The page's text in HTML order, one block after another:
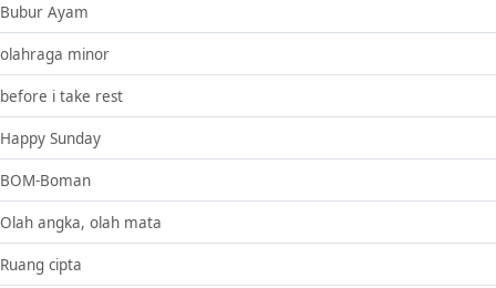
Bubur Ayam
olahraga minor
before i take rest
Happy Sunday
BOM-Boman
Olah angka, olah mata
Ruang cipta